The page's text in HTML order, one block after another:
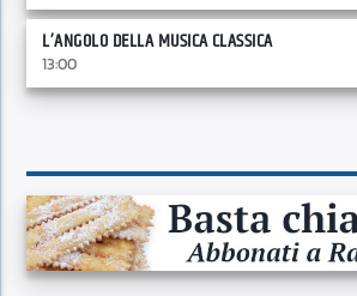
L’ANGOLO DELLA MUSICA CLASSICA
13:00